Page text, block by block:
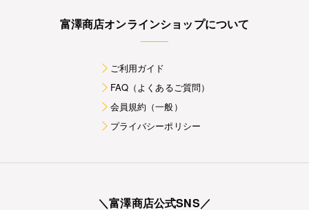
富澤商店オンラインショップについて
ご利用ガイド
FAQ（よくあるご質問）
会員規約（一般）
プライバシーポリシー
＼富澤商店公式SNS／